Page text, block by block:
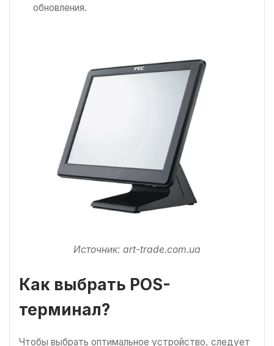
обновления.
Источник: art-trade.com.ua
Как выбрать POS-
терминал?
Чтобы выбрать оптимальное устройство, следует